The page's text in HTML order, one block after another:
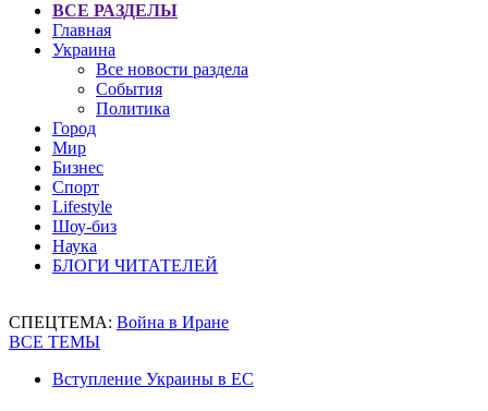
ВСЕ РАЗДЕЛЫ
Главная
Украина
Все новости раздела
События
Политика
Город
Мир
Бизнес
Спорт
Lifestyle
Шоу-биз
Наука
БЛОГИ ЧИТАТЕЛЕЙ
СПЕЦТЕМА: Война в Иране
ВСЕ ТЕМЫ
Вступление Украины в ЕС